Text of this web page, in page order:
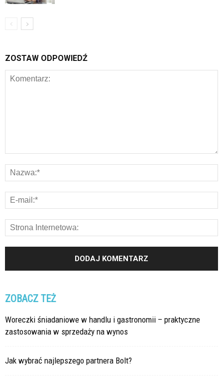
ZOSTAW ODPOWIEDŹ
ZOBACZ TEŻ
Woreczki śniadaniowe w handlu i gastronomii – praktyczne
zastosowania w sprzedaży na wynos
Jak wybrać najlepszego partnera Bolt?